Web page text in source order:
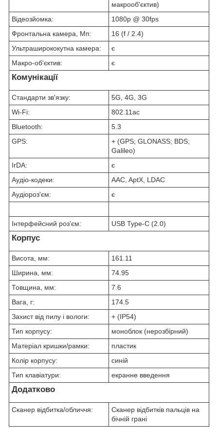
макрооб'єктив)
Відеозйомка:
1080p @ 30fps
Фронтальна камера, Мп:
16 (f / 2.4)
Ультраширококутна камера:
є
Макро-об'єктив:
є
Комунікації
Стандарти зв'язку:
5G, 4G, 3G
Wi-Fi:
802.11ac
Bluetooth:
5.3
GPS:
+ (GPS; GLONASS; BDS;
Galileo)
IrDA:
є
Аудіо-кодеки:
AAC, AptX, LDAC
Аудіороз'єм:
є
Інтерфейсний роз'єм: USB Type-C (2.0)
Корпус
Висота, мм:
161.11
Ширина, мм:
74.95
Товщина, мм:
7.6
Вага, г:
174.5
Захист від пилу і вологи:
+ (IP54)
Тип корпусу:
моноблок (нерозбірний)
Матеріал кришки/рамки:
пластик
Колір корпусу:
синій
Тип клавіатури:
екранне введення
Додатково
Сканер відбитка/обличчя:
Сканер відбитків пальців на
бічній грані